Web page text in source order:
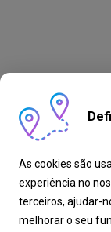
As cookies são
experiência no
terceiros, ajudar-
melhorar o seu